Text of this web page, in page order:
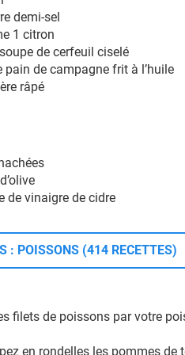
demi-sel
1 citron
de cerfeuil ciselé
pain de campagne frit à l’huile
râpé
de vinaigre de cidre
: POISSONS (414 RECETTES)
filets de poissons par votre
en rondelles les pommes de